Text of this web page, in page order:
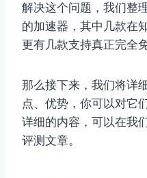
解决这个问题，我们整
的加速器，其中几款在
更有几款支持真正完全
那么接下来，我们将详
点、优势，你可以对它
详细的内容，可以在我
评测文章。